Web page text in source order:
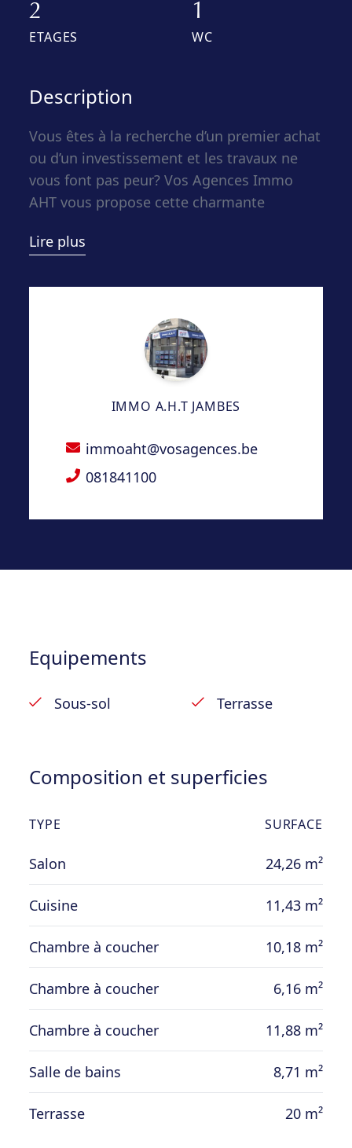
2
ETAGES
1
WC
Description
Vous êtes à la recherche d’un premier achat
ou d’un investissement et les travaux ne
vous font pas peur? Vos Agences Immo
AHT vous propose cette charmante
– Rez : Séjour traversant et lumineux,
cuisine avec accès à la terrasse, salle de
– 1er étage : Hall pouvant accueillir un
bureau, chambre principale ;
chambre ;
– Extérieurs : Terrasse entièrement pavée
Lire plus
IMMO A.H.T JAMBES
immoaht@vosagences.be
081841100
Equipements
Sous-sol Terrasse
Composition et superficies
TYPE SURFACE
Salon 24,26 m²
Cuisine 11,43 m²
Chambre à coucher 10,18 m²
Chambre à coucher 6,16 m²
Chambre à coucher 11,88 m²
Salle de bains 8,71 m²
Terrasse 20 m²